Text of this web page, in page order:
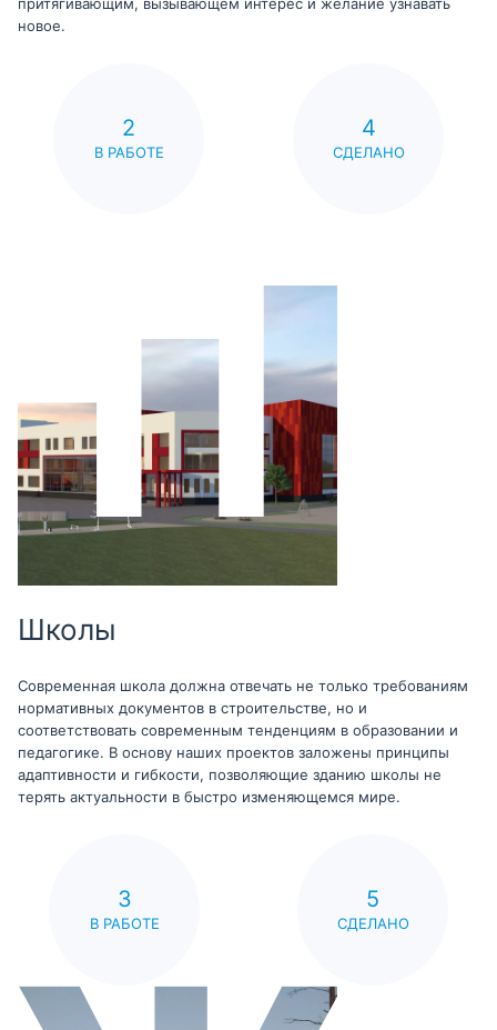
притягивающим, вызывающем интерес и желание узнавать
новое.
2
В РАБОТЕ
4
СДЕЛАНО
Школы
Современная школа должна отвечать не только требованиям
нормативных документов в строительстве, но и
соответствовать современным тенденциям в образовании и
педагогике. В основу наших проектов заложены принципы
адаптивности и гибкости, позволяющие зданию школы не
терять актуальности в быстро изменяющемся мире.
3
В РАБОТЕ
5
СДЕЛАНО